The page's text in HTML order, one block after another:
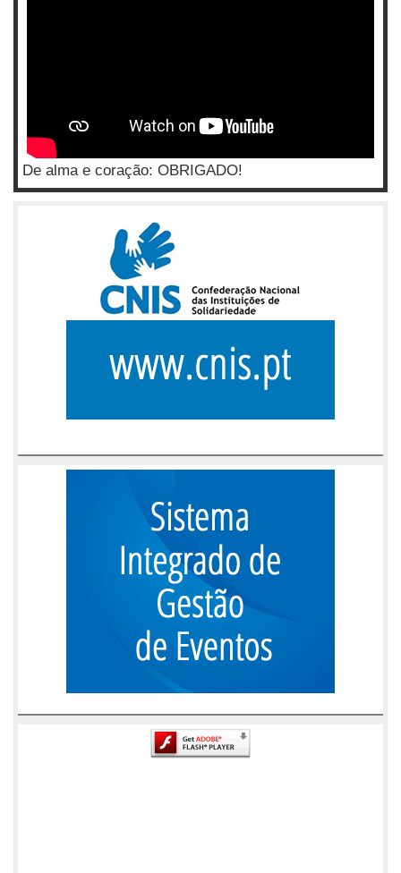
De alma e coração: OBRIGADO!